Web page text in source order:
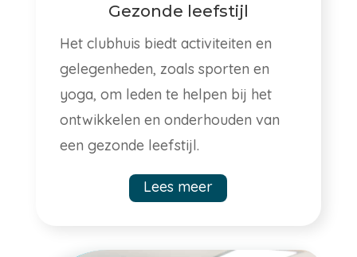
Gezonde leefstijl
Het clubhuis biedt activiteiten en
gelegenheden, zoals sporten en
yoga, om leden te helpen bij het
ontwikkelen en onderhouden van
een gezonde leefstijl.
Lees meer